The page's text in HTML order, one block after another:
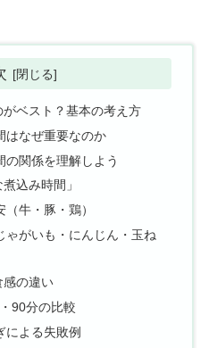
ベスト？基本の考え方
はなぜ重要なのか
の関係を理解しよう
込み時間」
牛・豚・鶏）
ゃがいも・にんじん・玉ね
感の違い
90分の比較
による失敗例